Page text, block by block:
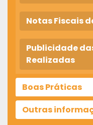
Notas Fiscais
Publicidade
Realizadas
Boas Práticas
Outras